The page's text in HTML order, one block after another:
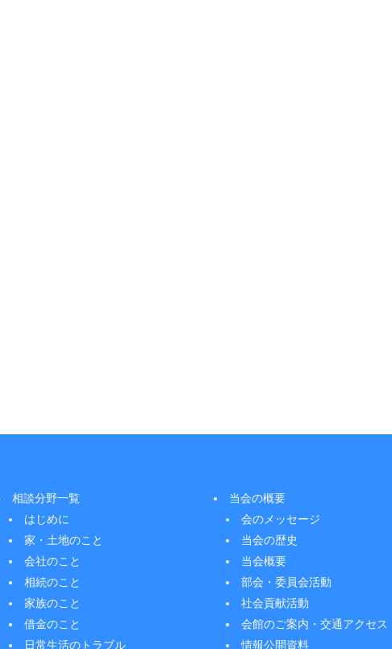
相談分野一覧
はじめに
家・土地のこと
会社のこと
相続のこと
家族のこと
借金のこと
日常生活のトラブル
当会の概要
会のメッセージ
当会の歴史
当会概要
部会・委員会活動
社会貢献活動
会館のご案内・交通アクセス
情報公開資料